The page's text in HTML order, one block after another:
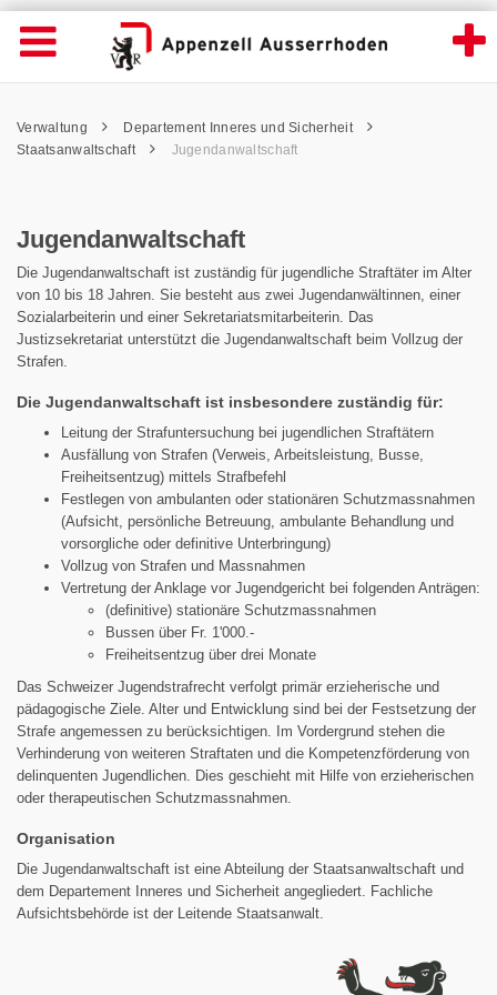
Jugendanwaltschaft - Appenzell
Wichtige
Seiten
Home
Inhalt
Kontakt
Navigation öffnen
Inhalt
Pfadnavigation
Verwaltung
Departement Inneres und Sicherheit
Staatsanwaltschaft
Jugendanwaltschaft
Jugendanwaltschaft
Die Jugendanwaltschaft ist zuständig für jugendliche Straftäter im Alter
von 10 bis 18 Jahren. Sie besteht aus zwei Jugendanwältinnen, einer
Sozialarbeiterin und einer Sekretariats­mitarbeiterin. Das
Justizsekretariat unterstützt die Jugendanwaltschaft beim Vollzug der
Strafen.
Die Jugendanwaltschaft ist insbesondere zuständig für:
Leitung der Strafuntersuchung bei jugendlichen Straftätern
Ausfällung von Strafen (Verweis, Arbeitsleistung, Busse,
Freiheitsentzug) mittels Strafbefehl
Festlegen von ambulanten oder stationären Schutzmassnahmen
(Aufsicht, persönliche Betreuung, ambulante Behandlung und
vorsorgliche oder definitive Unterbringung)
Vollzug von Strafen und Massnahmen
Vertretung der Anklage vor Jugendgericht bei folgenden Anträgen:
(definitive) stationäre Schutzmassnahmen
Bussen über Fr. 1'000.-
Freiheitsentzug über drei Monate
Das Schweizer Jugendstrafrecht verfolgt primär erzieherische und
pädagogische Ziele. Alter und Entwicklung sind bei der Festsetzung der
Strafe angemessen zu berücksichtigen. Im Vordergrund stehen die
Verhinderung von weiteren Straftaten und die Kompetenzförderung von
delinquenten Jugendlichen. Dies geschieht mit Hilfe von erzieherischen
oder therapeutischen Schutzmassnahmen.
Organisation
Die Jugendanwaltschaft ist eine Abteilung der Staatsanwaltschaft und
dem Departement Inneres und Sicherheit angegliedert. Fachliche
Aufsichtsbehörde ist der Leitende Staatsanwalt.